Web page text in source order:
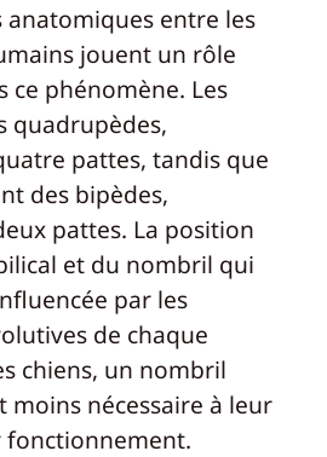
anatomiques entre les
jouent un rôle
ce phénomène. Les
quadrupèdes,
pattes, tandis que
des bipèdes,
pattes. La position
et du nombril qui
par les
de chaque
chiens, un nombril
moins nécessaire à leur
fonctionnement.